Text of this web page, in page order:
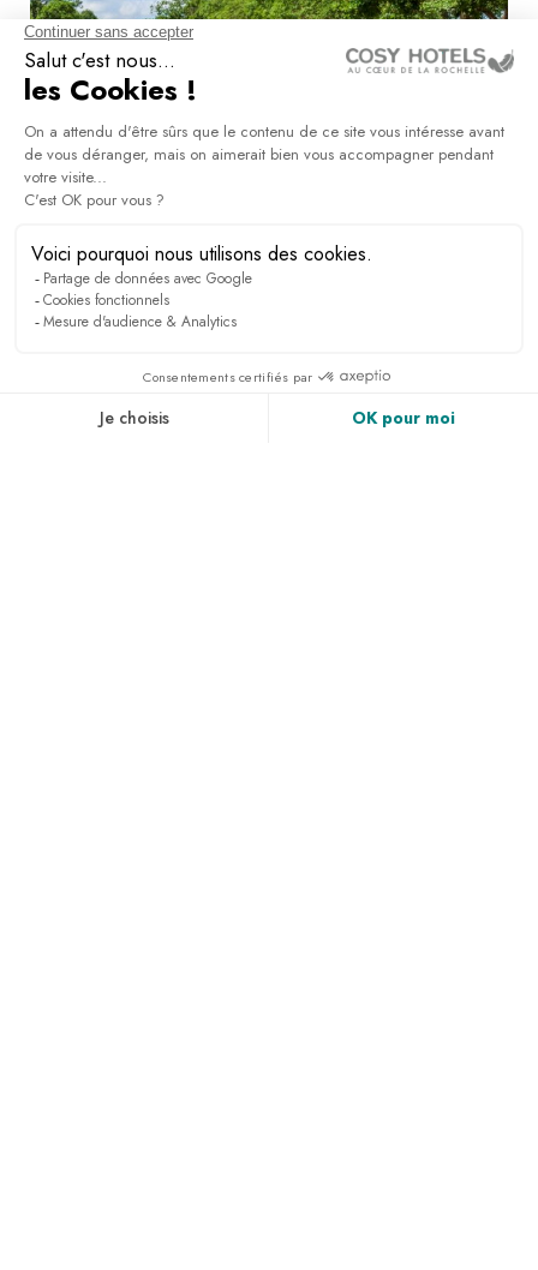
Groupes cyclistes